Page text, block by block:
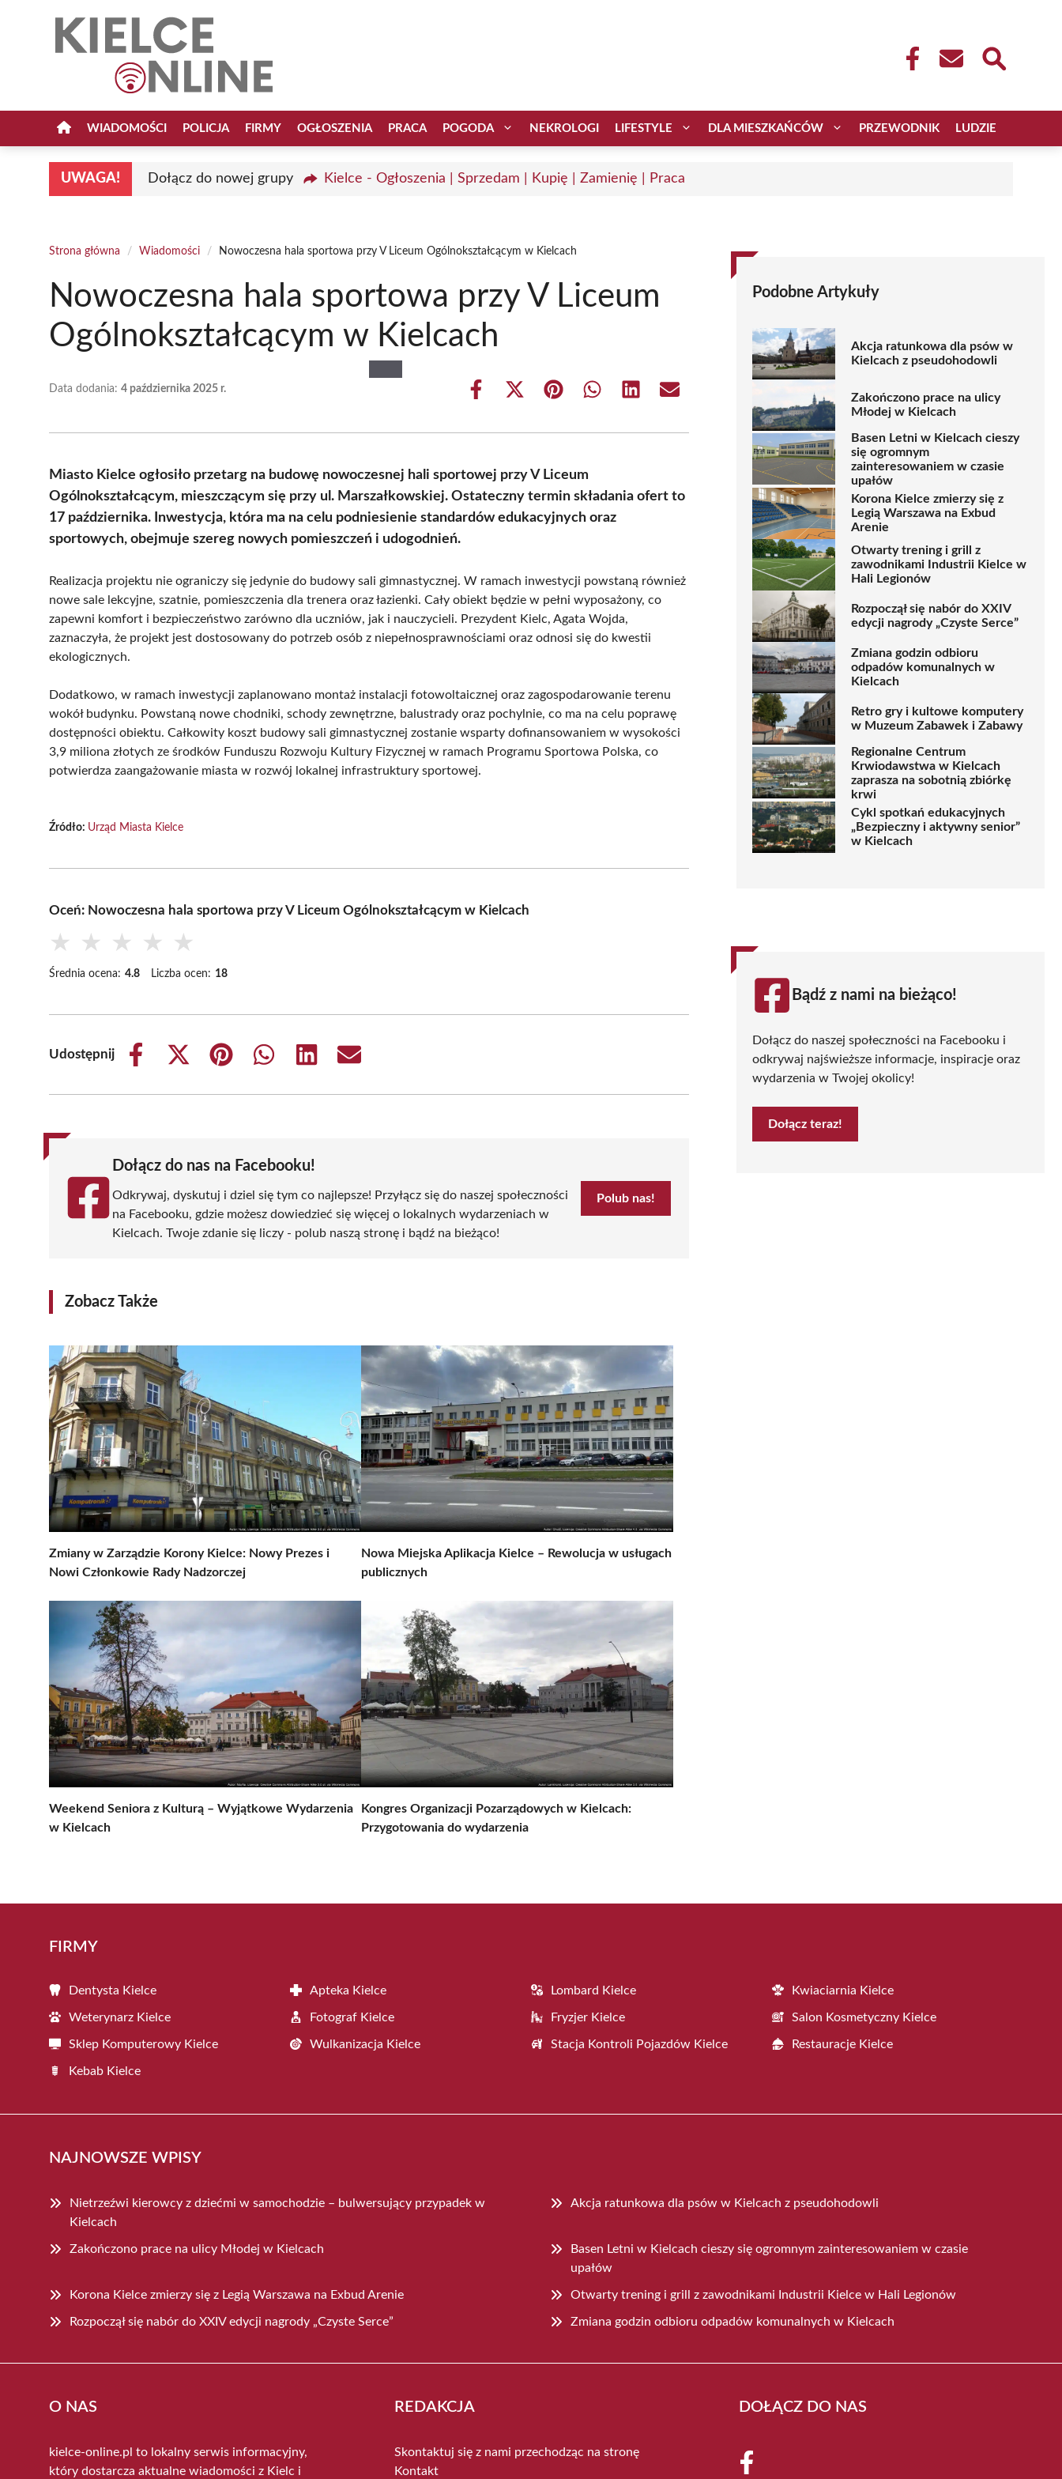
WIADOMOŚCI POLICJA FIRMY OGŁOSZENIA PRACA POGODA NEKROLOGI LIFESTYLE DLA MIESZKAŃCÓW PRZEWODNIK LUDZIE
UWAGA! Dołącz do nowej grupy Kielce - Ogłoszenia | Sprzedam | Kupię | Zamienię | Praca
Strona główna / Wiadomości / Nowoczesna hala sportowa przy V Liceum Ogólnokształcącym w Kielcach
Nowoczesna hala sportowa przy V Liceum
Ogólnokształcącym w Kielcach
Data dodania: 4 października 2025 r.
Share
Share
(Twitter)
Share Share Share Share
Miasto Kielce ogłosiło przetarg na budowę nowoczesnej hali sportowej przy V Liceum
Ogólnokształcącym, mieszczącym się przy ul. Marszałkowskiej. Ostateczny termin składania ofert to
17 października. Inwestycja, która ma na celu podniesienie standardów edukacyjnych oraz
sportowych, obejmuje szereg nowych pomieszczeń i udogodnień.
Realizacja projektu nie ograniczy się jedynie do budowy sali gimnastycznej. W ramach inwestycji powstaną również
nowe sale lekcyjne, szatnie, pomieszczenia dla trenera oraz łazienki. Cały obiekt będzie w pełni wyposażony, co
zapewni komfort i bezpieczeństwo zarówno dla uczniów, jak i nauczycieli. Prezydent Kielc, Agata Wojda,
zaznaczyła, że projekt jest dostosowany do potrzeb osób z niepełnosprawnościami oraz odnosi się do kwestii
ekologicznych.
Dodatkowo, w ramach inwestycji zaplanowano montaż instalacji fotowoltaicznej oraz zagospodarowanie terenu
wokół budynku. Powstaną nowe chodniki, schody zewnętrzne, balustrady oraz pochylnie, co ma na celu poprawę
dostępności obiektu. Całkowity koszt budowy sali gimnastycznej zostanie wsparty dofinansowaniem w wysokości
3,9 miliona złotych ze środków Funduszu Rozwoju Kultury Fizycznej w ramach Programu Sportowa Polska, co
potwierdza zaangażowanie miasta w rozwój lokalnej infrastruktury sportowej.
Źródło: Urząd Miasta Kielce
Oceń: Nowoczesna hala sportowa przy V Liceum Ogólnokształcącym w Kielcach
★ ★ ★ ★ ★
Średnia ocena: 4.8 Liczba ocen: 18
Udostępnij
Share
Share
(Twitter)
Share
Share
Share
Share
Dołącz do nas na Facebooku!
Odkrywaj, dyskutuj i dziel się tym co najlepsze! Przyłącz się do naszej społeczności
na Facebooku, gdzie możesz dowiedzieć się więcej o lokalnych wydarzeniach w
Kielcach. Twoje zdanie się liczy - polub naszą stronę i bądź na bieżąco!
Polub nas!
Zobacz Także
Zmiany w Zarządzie Korony Kielce: Nowy Prezes i
Nowi Członkowie Rady Nadzorczej
Nowa Miejska Aplikacja Kielce – Rewolucja w usługach
publicznych
Weekend Seniora z Kulturą – Wyjątkowe Wydarzenia
w Kielcach
Kongres Organizacji Pozarządowych w Kielcach:
Przygotowania do wydarzenia
Podobne Artykuły
Akcja ratunkowa dla psów w
Kielcach z pseudohodowli
Zakończono prace na ulicy
Młodej w Kielcach
Basen Letni w Kielcach cieszy
się ogromnym
zainteresowaniem w czasie
upałów
Korona Kielce zmierzy się z
Legią Warszawa na Exbud
Arenie
Otwarty trening i grill z
zawodnikami Industrii Kielce w
Hali Legionów
Rozpoczął się nabór do XXIV
edycji nagrody „Czyste Serce”
Zmiana godzin odbioru
odpadów komunalnych w
Kielcach
Retro gry i kultowe komputery
w Muzeum Zabawek i Zabawy
Regionalne Centrum
Krwiodawstwa w Kielcach
zaprasza na sobotnią zbiórkę
krwi
Cykl spotkań edukacyjnych
„Bezpieczny i aktywny senior”
w Kielcach
Bądź z nami na bieżąco!
Dołącz do naszej społeczności na Facebooku i
odkrywaj najświeższe informacje, inspiracje oraz
wydarzenia w Twojej okolicy!
Dołącz teraz!
FIRMY
Dentysta Kielce Apteka Kielce Lombard Kielce Kwiaciarnia Kielce
Weterynarz Kielce Fotograf Kielce Fryzjer Kielce Salon Kosmetyczny Kielce
Sklep Komputerowy Kielce Wulkanizacja Kielce Stacja Kontroli Pojazdów Kielce Restauracje Kielce
Kebab Kielce
NAJNOWSZE WPISY
Nietrzeźwi kierowcy z dziećmi w samochodzie – bulwersujący przypadek w
Kielcach
Akcja ratunkowa dla psów w Kielcach z pseudohodowli
Zakończono prace na ulicy Młodej w Kielcach
Basen Letni w Kielcach cieszy się ogromnym zainteresowaniem w czasie
upałów
Korona Kielce zmierzy się z Legią Warszawa na Exbud Arenie Otwarty trening i grill z zawodnikami Industrii Kielce w Hali Legionów
Rozpoczął się nabór do XXIV edycji nagrody „Czyste Serce” Zmiana godzin odbioru odpadów komunalnych w Kielcach
O NAS
kielce-online.pl to lokalny serwis informacyjny,
który dostarcza aktualne wiadomości z Kielc i
REDAKCJA
Skontaktuj się z nami przechodząc na stronę
Kontakt
DOŁĄCZ DO NAS